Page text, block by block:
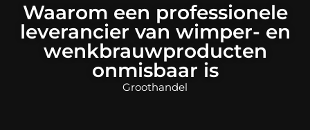
Waarom een professionele
leverancier van wimper- en
wenkbrauwproducten
onmisbaar is
Groothandel